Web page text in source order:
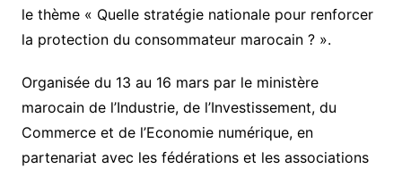
le thème « Quelle stratégie nationale pour renforcer
la protection du consommateur marocain ? ».
Organisée du 13 au 16 mars par le ministère
marocain de l’Industrie, de l’Investissement, du
Commerce et de l’Economie numérique, en
partenariat avec les fédérations et les associations